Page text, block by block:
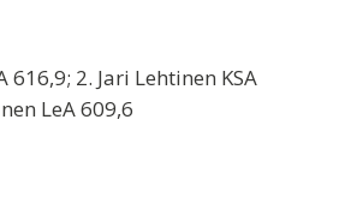
616,9; 2. Jari Lehtinen KSA
LeA 609,6